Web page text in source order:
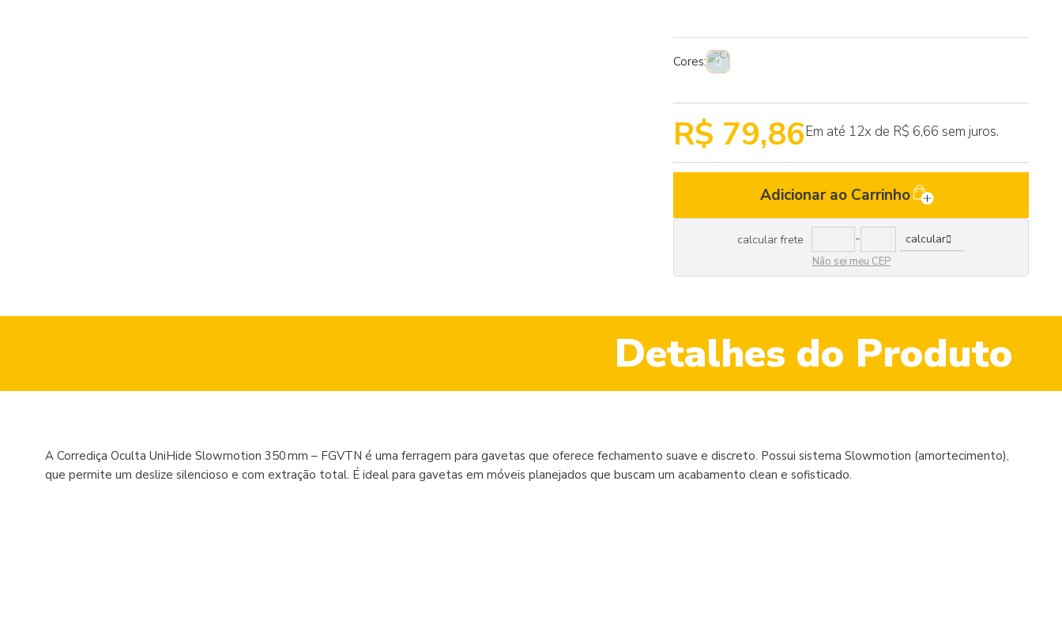
Cores:
R$ 79,86Em até 12x de R$ 6,66 sem juros.
Adicionar ao Carrinho
calcular frete - calcular
Não sei meu CEP
Detalhes do Produto
A Corrediça Oculta UniHide Slowmotion 350 mm – FGVTN é uma ferragem para gavetas que oferece fechamento suave e discreto. Possui sistema Slowmotion (amortecimento),
que permite um deslize silencioso e com extração total. É ideal para gavetas em móveis planejados que buscam um acabamento clean e sofisticado.